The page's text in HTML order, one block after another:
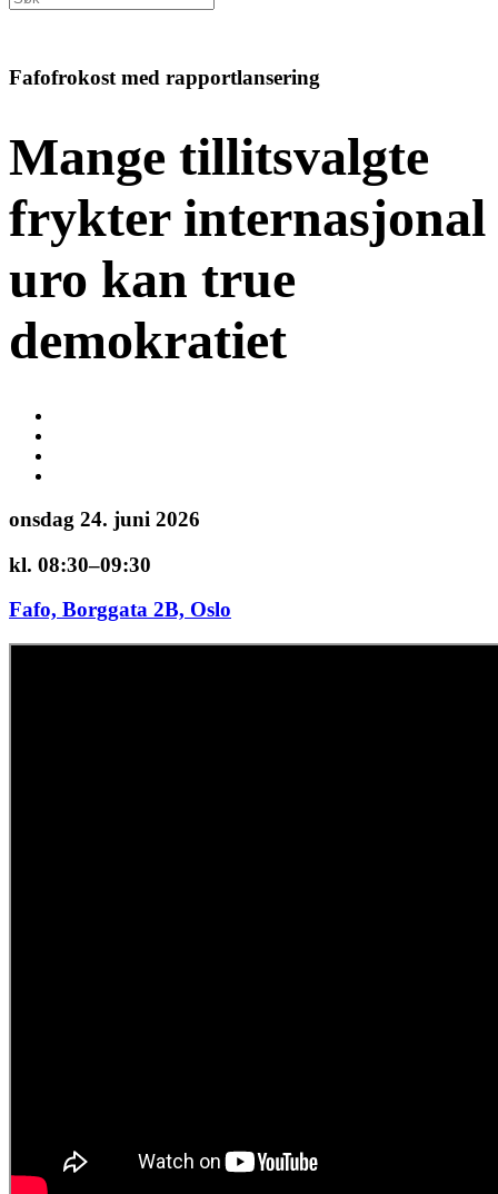
Fafofrokost med rapportlansering
Mange tillitsvalgte
frykter internasjonal
uro kan true
demokratiet
onsdag 24. juni 2026
kl. 08:30–09:30
Fafo, Borggata 2B, Oslo